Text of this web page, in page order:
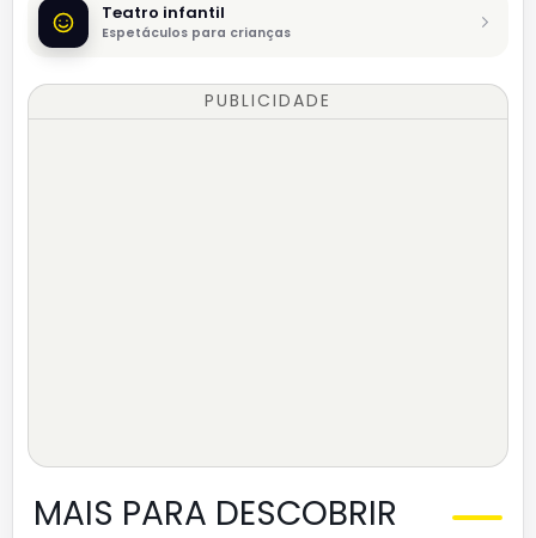
Teatro infantil
Espetáculos para crianças
PUBLICIDADE
MAIS PARA DESCOBRIR